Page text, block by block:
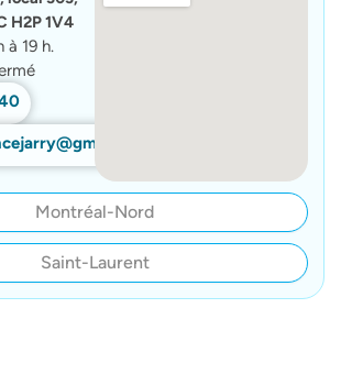
Montréal-Nord
Saint-Laurent
H2P 1V4
à 19 h.